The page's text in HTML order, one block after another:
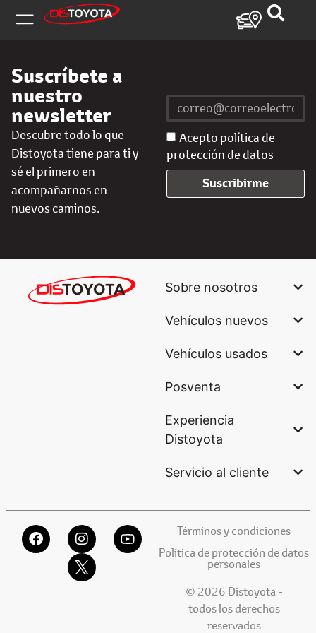
Suscríbete a
nuestro
newsletter
Descubre todo lo que
Distoyota tiene para ti y
sé el primero en
acompañarnos en
nuevos caminos.
Acepto política de
protección de datos
Suscribirme
Sobre nosotros
Vehículos nuevos
Vehículos usados
Posventa
Experiencia
Distoyota
Servicio al cliente
Términos y condiciones
Política de protección de datos
personales
© 2026 Distoyota -
todos los derechos
reservados